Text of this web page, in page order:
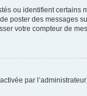
ou identifient
poster des
votre compteur de
par